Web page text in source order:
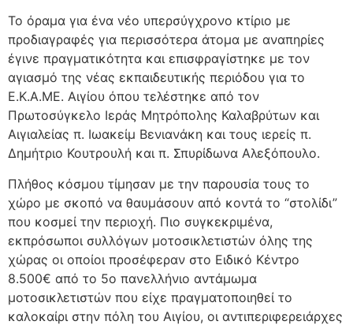
Το όραμα για ένα νέο υπερσύγχρονο κτίριο με
προδιαγραφές για περισσότερα άτομα με αναπηρίες
έγινε πραγματικότητα και επισφραγίστηκε με τον
αγιασμό της νέας εκπαιδευτικής περιόδου για το
Ε.Κ.Α.ΜΕ. Αιγίου όπου τελέστηκε από τον
Πρωτοσύγκελο Ιεράς Μητρόπολης Καλαβρύτων και
Αιγιαλείας π. Ιωακείμ Βενιανάκη και τους ιερείς π.
Δημήτριο Κουτρουλή και π. Σπυρίδωνα Αλεξόπουλο.
Πλήθος κόσμου τίμησαν με την παρουσία τους το
χώρο με σκοπό να θαυμάσουν από κοντά το “στολίδι”
που κοσμεί την περιοχή. Πιο συγκεκριμένα,
εκπρόσωποι συλλόγων μοτοσικλετιστών όλης της
χώρας οι οποίοι προσέφεραν στο Ειδικό Κέντρο
8.500€ από το 5ο πανελλήνιο αντάμωμα
μοτοσικλετιστών που είχε πραγματοποιηθεί το
καλοκαίρι στην πόλη του Αιγίου, οι αντιπεριφερειάρχες